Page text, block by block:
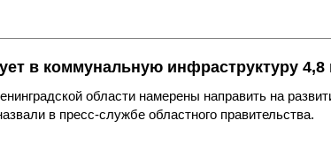
в коммунальную инфраструктуру 4,8
области намерены направить на
в пресс-службе областного правительства.